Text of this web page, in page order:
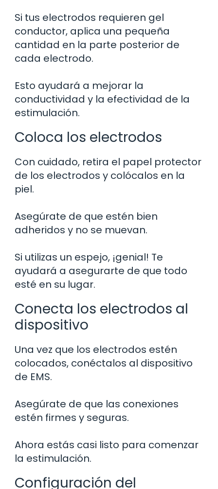
Si tus electrodos requieren gel
conductor, aplica una pequeña
cantidad en la parte posterior de
cada electrodo.
Esto ayudará a mejorar la
conductividad y la efectividad de la
estimulación.
Coloca los electrodos
Con cuidado, retira el papel protector
de los electrodos y colócalos en la
piel.
Asegúrate de que estén bien
adheridos y no se muevan.
Si utilizas un espejo, ¡genial! Te
ayudará a asegurarte de que todo
esté en su lugar.
Conecta los electrodos al
dispositivo
Una vez que los electrodos estén
colocados, conéctalos al dispositivo
de EMS.
Asegúrate de que las conexiones
estén firmes y seguras.
Ahora estás casi listo para comenzar
la estimulación.
Configuración del